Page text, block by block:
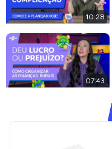
10:28
07:43